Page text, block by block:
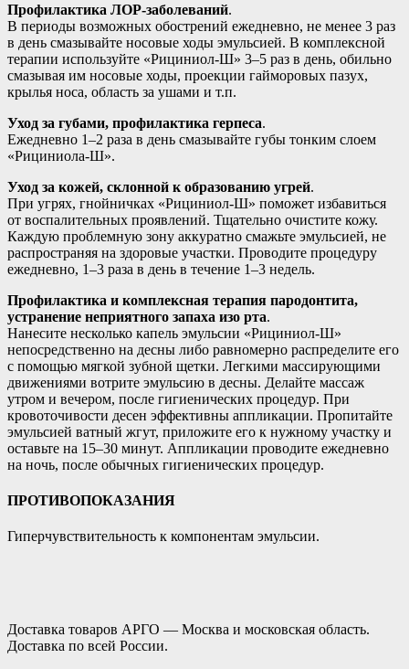
Профилактика ЛОР-заболеваний.
В периоды возможных обострений ежедневно, не менее 3 раз
в день смазывайте носовые ходы эмульсией. В комплексной
терапии используйте «Рициниол-Ш» 3–5 раз в день, обильно
смазывая им носовые ходы, проекции гайморовых пазух,
крылья носа, область за ушами и т.п.
Уход за губами, профилактика герпеса.
Ежедневно 1–2 раза в день смазывайте губы тонким слоем
«Рициниола-Ш».
Уход за кожей, склонной к образованию угрей.
При угрях, гнойничках «Рициниол-Ш» поможет избавиться
от воспалительных проявлений. Тщательно очистите кожу.
Каждую проблемную зону аккуратно смажьте эмульсией, не
распространяя на здоровые участки. Проводите процедуру
ежедневно, 1–3 раза в день в течение 1–3 недель.
Профилактика и комплексная терапия пародонтита,
устранение неприятного запаха изо рта.
Нанесите несколько капель эмульсии «Рициниол-Ш»
непосредственно на десны либо равномерно распределите его
с помощью мягкой зубной щетки. Легкими массирующими
движениями вотрите эмульсию в десны. Делайте массаж
утром и вечером, после гигиенических процедур. При
кровоточивости десен эффективны аппликации. Пропитайте
эмульсией ватный жгут, приложите его к нужному участку и
оставьте на 15–30 минут. Аппликации проводите ежедневно
на ночь, после обычных гигиенических процедур.
ПРОТИВОПОКАЗАНИЯ
Гиперчувствительность к компонентам эмульсии.
Доставка товаров АРГО — Москва и московская область.
Доставка по всей России.